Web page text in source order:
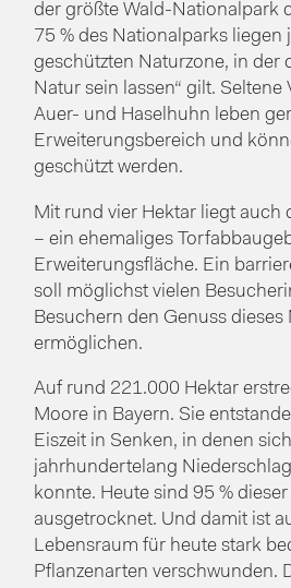
der größte Wald-Nationalpark
75 % des Nationalparks liegen
geschützten Naturzone, in der
Natur sein lassen“ gilt. Seltene
Auer- und Haselhuhn leben
Erweiterungsbereich und
geschützt werden.
Mit rund vier Hektar liegt auch
– ein ehemaliges
Erweiterungsfläche. Ein
soll möglichst vielen
Besuchern den Genuss
ermöglichen.
Auf rund 221.000 Hektar
Moore in Bayern. Sie
Eiszeit in Senken, in denen
jahrhundertelang
konnte. Heute sind 95 %
ausgetrocknet. Und damit ist
Lebensraum für heute stark
Pflanzenarten verschwunden.